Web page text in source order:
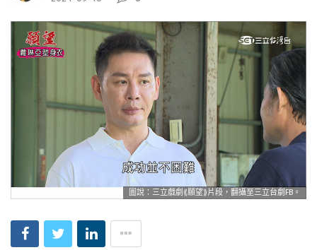
圖說：三立戲劇⟪願望⟫片段，翻攝至三立台劇FB。